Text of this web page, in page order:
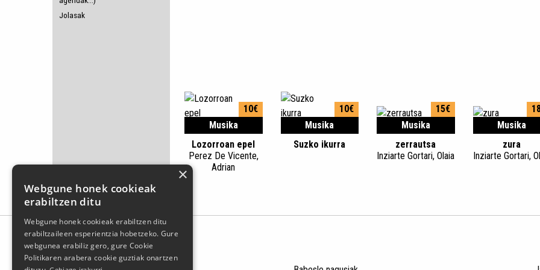
Jolasak
Musika
10€
Lozorroan epel
Perez De Vicente,
Adrian
Musika
10€
Suzko ikurra
Musika
15€
zerrautsa
Inziarte Gortari, Olaia
Musika
zura
Inziarte Gortari,
×
Webgune honek cookieak
erabiltzen ditu
Webgune honek cookieak erabiltzen ditu
erabiltzaileen esperientzia hobetzeko. Gure
webgunea erabiliz gero, gure Cookie
Politikaren arabera cookie guztiak onartzen